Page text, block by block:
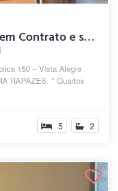
Vagas Compartilhadas, sem Contrato e sem...
150 – Vista Alegre
RAPAZES. * Quartos
5 2